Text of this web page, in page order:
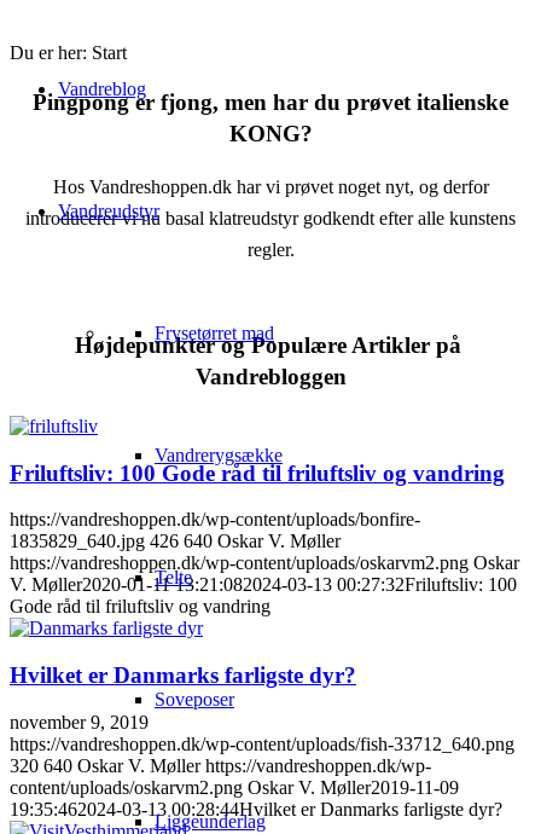
Vandreblog
Vandreudstyr
Frysetørret mad
Vandrerygsække
Telte
Soveposer
Liggeunderlag
Du er her: Start
Pingpong er fjong, men har du prøvet italienske
KONG?
Hos Vandreshoppen.dk har vi prøvet noget nyt, og derfor
introducerer vi nu basal klatreudstyr godkendt efter alle kunstens
regler.
Højdepunkter og Populære Artikler på
Vandrebloggen
Friluftsliv: 100 Gode råd til friluftsliv og vandring
https://vandreshoppen.dk/wp-content/uploads/bonfire-
1835829_640.jpg 426 640 Oskar V. Møller
https://vandreshoppen.dk/wp-content/uploads/oskarvm2.png Oskar
V. Møller2020-01-11 13:21:082024-03-13 00:27:32Friluftsliv: 100
Gode råd til friluftsliv og vandring
Hvilket er Danmarks farligste dyr?
november 9, 2019
https://vandreshoppen.dk/wp-content/uploads/fish-33712_640.png
320 640 Oskar V. Møller https://vandreshoppen.dk/wp-
content/uploads/oskarvm2.png Oskar V. Møller2019-11-09
19:35:462024-03-13 00:28:44Hvilket er Danmarks farligste dyr?